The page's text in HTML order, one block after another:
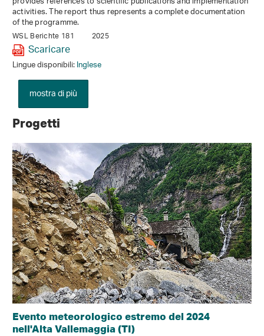
activities. The report thus represents a complete documentation
of the programme.
WSL Berichte 181 2025
Scaricare
Lingue disponibili:Inglese
mostra di più
Progetti
Evento meteorologico estremo del 2024
nell'Alta Vallemaggia (TI)